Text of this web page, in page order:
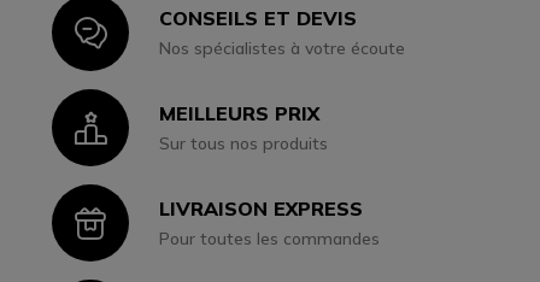
IconCONSEILS ET DEVIS
Nos spécialistes à votre écoute
IconMEILLEURS PRIX
Sur tous nos produits
IconLIVRAISON EXPRESS
Pour toutes les commandes